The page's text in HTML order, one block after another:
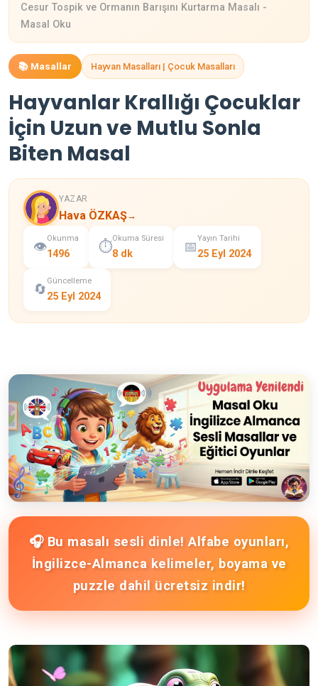
Cesur Tospik ve Ormanın Barışını Kurtarma Masalı -
Masal Oku
📚 Masallar Hayvan Masalları | Çocuk Masalları
Hayvanlar Krallığı Çocuklar
İçin Uzun ve Mutlu Sonla
Biten Masal
YAZAR
Hava ÖZKAŞ→
👁️
Okunma
1496 ⏱️
Okuma Süresi
8 dk 📅
Yayın Tarihi
25 Eyl 2024
🔄
Güncelleme
25 Eyl 2024
🎧 Bu masalı sesli dinle! Alfabe oyunları,
İngilizce-Almanca kelimeler, boyama ve
puzzle dahil ücretsiz indir!